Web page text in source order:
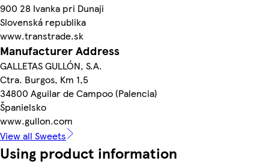
900 28 Ivanka pri Dunaji
Slovenská republika
www.transtrade.sk
Manufacturer Address
GALLETAS GULLÓN, S.A.
Ctra. Burgos, Km 1,5
34800 Aguilar de Campoo (Palencia)
Španielsko
www.gullon.com
View all Sweets
Using product information